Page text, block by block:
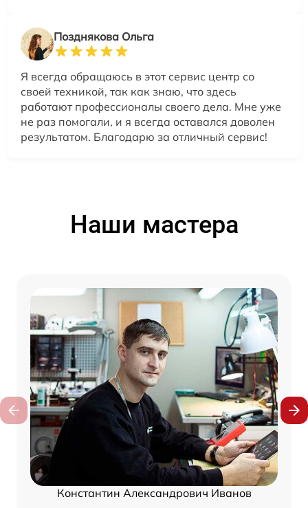
Позднякова Ольга
Я всегда обращаюсь в этот сервис центр со
своей техникой, так как знаю, что здесь
работают профессионалы своего дела. Мне уже
не раз помогали, и я всегда оставался доволен
результатом. Благодарю за отличный сервис!
Наши мастера
Константин Александрович Иванов